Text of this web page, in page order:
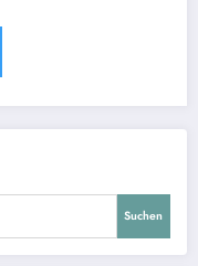
Suchen